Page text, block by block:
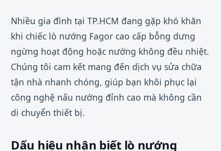
Nhiều gia đình tại TP.HCM đang gặp khó khăn
khi chiếc lò nướng Fagor cao cấp bỗng dưng
ngừng hoạt động hoặc nướng không đều nhiệt.
Chúng tôi cam kết mang đến dịch vụ sửa chữa
tận nhà nhanh chóng, giúp bạn khôi phục lại
công nghệ nấu nướng đỉnh cao mà không cần
di chuyển thiết bị.
Dấu hiệu nhận biết lò nướng